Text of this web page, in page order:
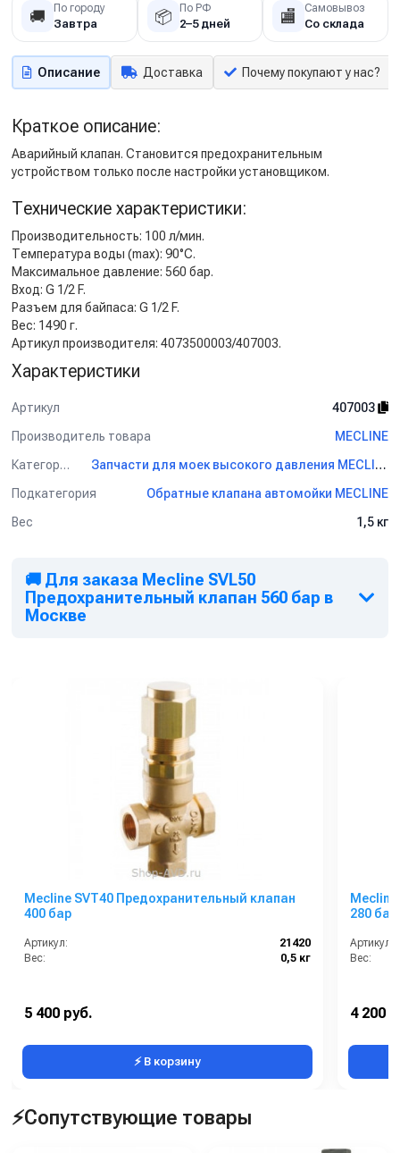
🚚 По городу
Завтра 📦 По РФ
2–5 дней 🏬 Самовывоз
Со склада
Описание Доставка Почему покупают у нас?
Краткое описание:
Аварийный клапан. Становится предохранительным
устройством только после настройки установщиком.
Технические характеристики:
Производительность: 100 л/мин.
Температура воды (max): 90°C.
Максимальное давление: 560 бар.
Вход: G 1/2 F.
Разъем для байпаса: G 1/2 F.
Вес: 1490 г.
Артикул производителя: 4073500003/407003.
Характеристики
Артикул
407003
Производитель товара
MECLINE
Категория
Запчасти для моек высокого давления MECLINE
Подкатегория
Обратные клапана автомойки MECLINE
Вес
1,5 кг
🚚 Для заказа Mecline SVL50
Предохранительный клапан 560 бар в
Москве
Mecline SVT40 Предохранительный клапан
400 бар
Артикул:
21420
Вес:
0,5 кг
5 400 руб.
⚡ В корзину
280 бар
Артикул:
Вес:
4 200
⚡Сопутствующие товары